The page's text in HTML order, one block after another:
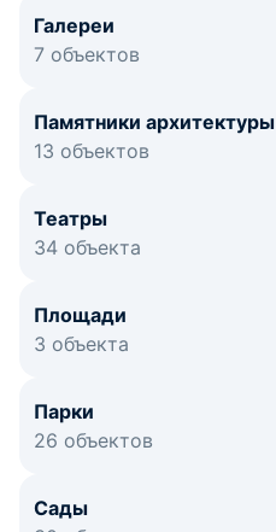
Галереи
7 объектов
Памятники архитектуры
13 объектов
Театры
34 объекта
Площади
3 объекта
Парки
26 объектов
Сады